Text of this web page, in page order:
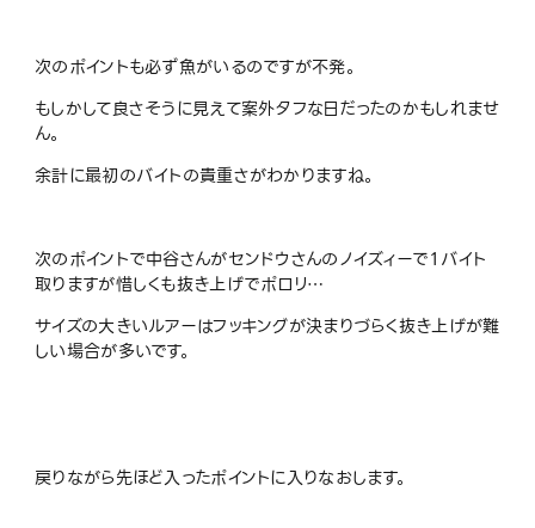
次のポイントも必ず魚がいるのですが不発。
もしかして良さそうに見えて案外タフな日だったのかもしれませ
ん。
余計に最初のバイトの貴重さがわかりますね。
次のポイントで中谷さんがセンドウさんのノイズィーで１バイト
取りますが惜しくも抜き上げでポロリ…
サイズの大きいルアーはフッキングが決まりづらく抜き上げが難
しい場合が多いです。
戻りながら先ほど入ったポイントに入りなおします。